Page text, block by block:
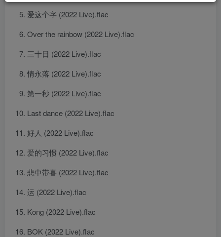
爱这个字 (2022 Live).flac
Over the rainbow (2022 Live).flac
三十日 (2022 Live).flac
情永落 (2022 Live).flac
第一秒 (2022 Live).flac
Last dance (2022 Live).flac
好人 (2022 Live).flac
爱的习惯 (2022 Live).flac
悲中带喜 (2022 Live).flac
运 (2022 Live).flac
Kong (2022 Live).flac
BOK (2022 Live).flac